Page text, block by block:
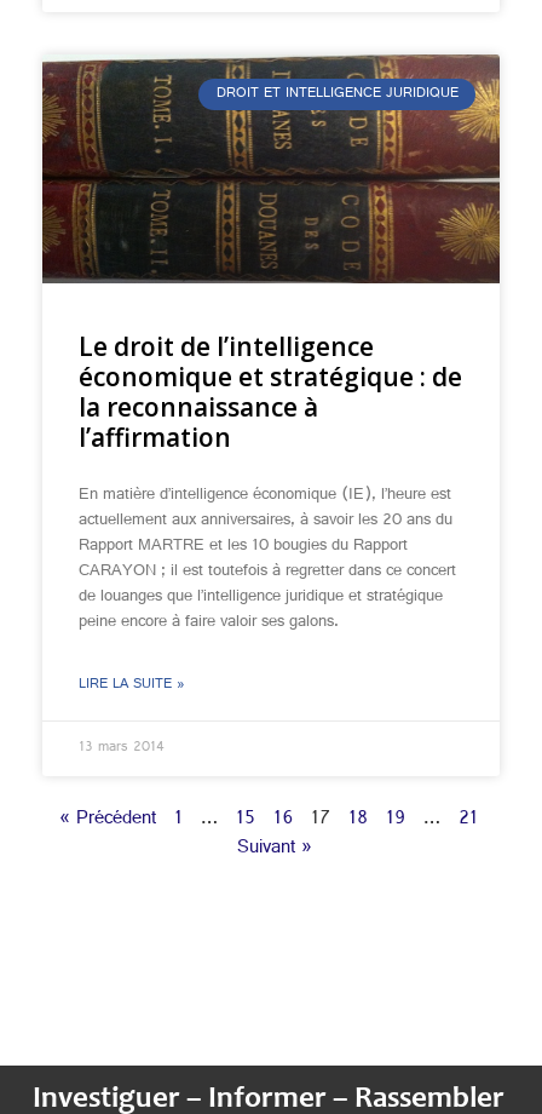
DROIT ET INTELLIGENCE JURIDIQUE
Le droit de l’intelligence
économique et stratégique : de
la reconnaissance à
l’affirmation
En matière d’intelligence économique (IE), l’heure est
actuellement aux anniversaires, à savoir les 20 ans du
Rapport MARTRE et les 10 bougies du Rapport
CARAYON ; il est toutefois à regretter dans ce concert
de louanges que l’intelligence juridique et stratégique
peine encore à faire valoir ses galons.
LIRE LA SUITE »
13 mars 2014
« Précédent 1 … 15 16 17 18 19 … 21
Suivant »
Investiguer – Informer – Rassembler